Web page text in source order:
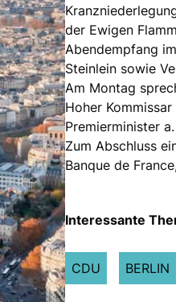
der Ewigen
Abendempfang
Steinlein sowie
Am Montag
Hoher
Premierminister a.
Zum Abschluss
Banque de
Interessante
CDU BERLIN